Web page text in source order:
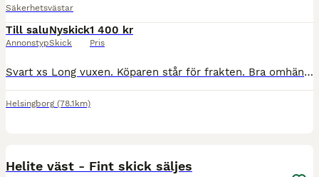
Säkerhetsvästar
Till salu
Annonstyp
Nyskick
Skick
1 400 kr
Pris
Svart xs Long vuxen. Köparen står för frakten. Bra omhändertagen. Man måste tydligen skriva 100 tecken så here you gooo
Helsingborg (78.1km)
Helite väst - Fint skick säljes